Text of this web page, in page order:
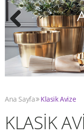
Previous
Ana Sayfa Klasik Avize
KLASİK